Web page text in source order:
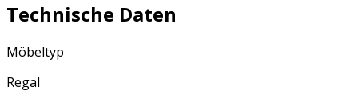
Technische Daten
Möbeltyp
Regal